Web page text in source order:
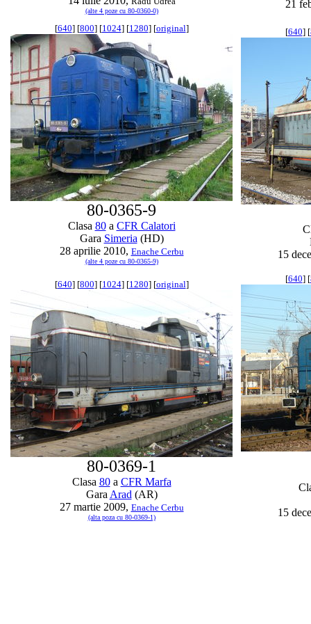
(alte 4 poze cu 80-0360-0)
21
[640] [800] [1024] [1280] [original]
80-0365-9
Clasa 80a CFR Calatori
Gara Simeria (HD)
28 aprilie 2010, Enache Cerbu
(alte 4 poze cu 80-0365-9)
[640] [
15
[640] [800] [1024] [1280] [original]
80-0369-1
Clasa 80a CFR Marfa
Gara Arad (AR)
27 martie 2009, Enache Cerbu
(alta poza cu 80-0369-1)
[640] [
15